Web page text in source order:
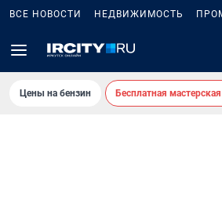
ВСЕ НОВОСТИ НЕДВИЖИМОСТЬ
Цены на бензин Бесплатная